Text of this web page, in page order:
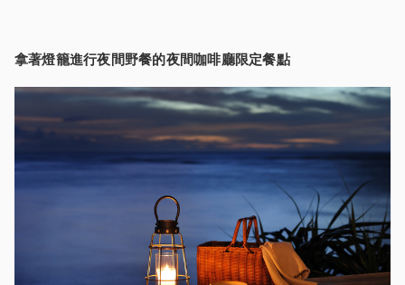
拿著燈籠進行夜間野餐的夜間咖啡廳限定餐點